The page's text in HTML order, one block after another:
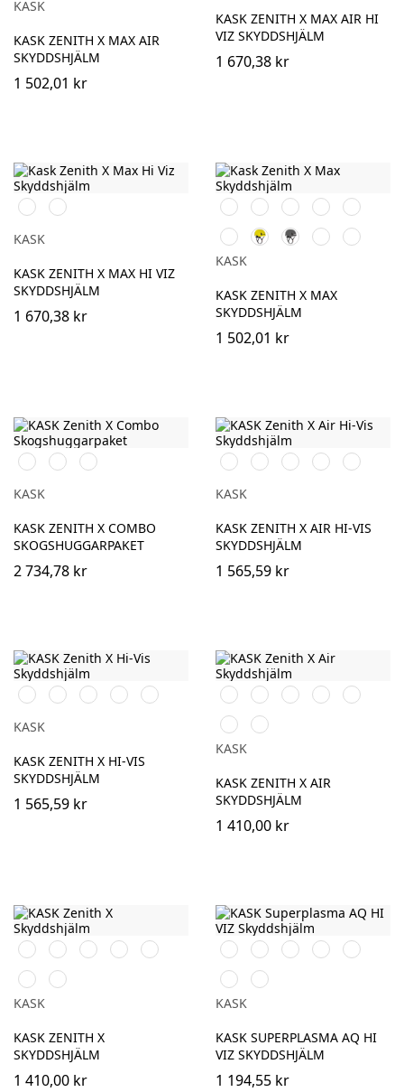
KASK
KASK ZENITH X MAX AIR
SKYDDSHJÄLM
1 502,01 kr
KASK ZENITH X MAX AIR HI
VIZ SKYDDSHJÄLM
1 670,38 kr
Vit
Gul
KASK
KASK ZENITH X MAX HI VIZ
SKYDDSHJÄLM
1 670,38 kr
Orange
Svart Vit Röd
Blå
Grå
Gul Antracit
Grön Rosa
KASK
KASK ZENITH X MAX
SKYDDSHJÄLM
1 502,01 kr
Orange
Svart HvGul
KASK
KASK ZENITH X COMBO
SKOGSHUGGARPAKET
2 734,78 kr
Vit Röd Blå Gul
Grön
KASK
KASK ZENITH X AIR HI-VIS
SKYDDSHJÄLM
1 565,59 kr
Vit Röd Blå Gul
Grön
KASK
KASK ZENITH X HI-VIS
SKYDDSHJÄLM
1 565,59 kr
Orange
Svart Vit Röd
Blå
Gul
Grön
KASK
KASK ZENITH X AIR
SKYDDSHJÄLM
1 410,00 kr
Orange
Svart Vit Röd
Blå
Gul
Grön
KASK
KASK ZENITH X
SKYDDSHJÄLM
1 410,00 kr
Orange
Svart Vit Röd
Blå
Gul
Vit\Grön
KASK
KASK SUPERPLASMA AQ HI
VIZ SKYDDSHJÄLM
1 194,55 kr